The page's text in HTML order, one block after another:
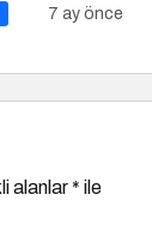
7 ay önce
alanlar* ile